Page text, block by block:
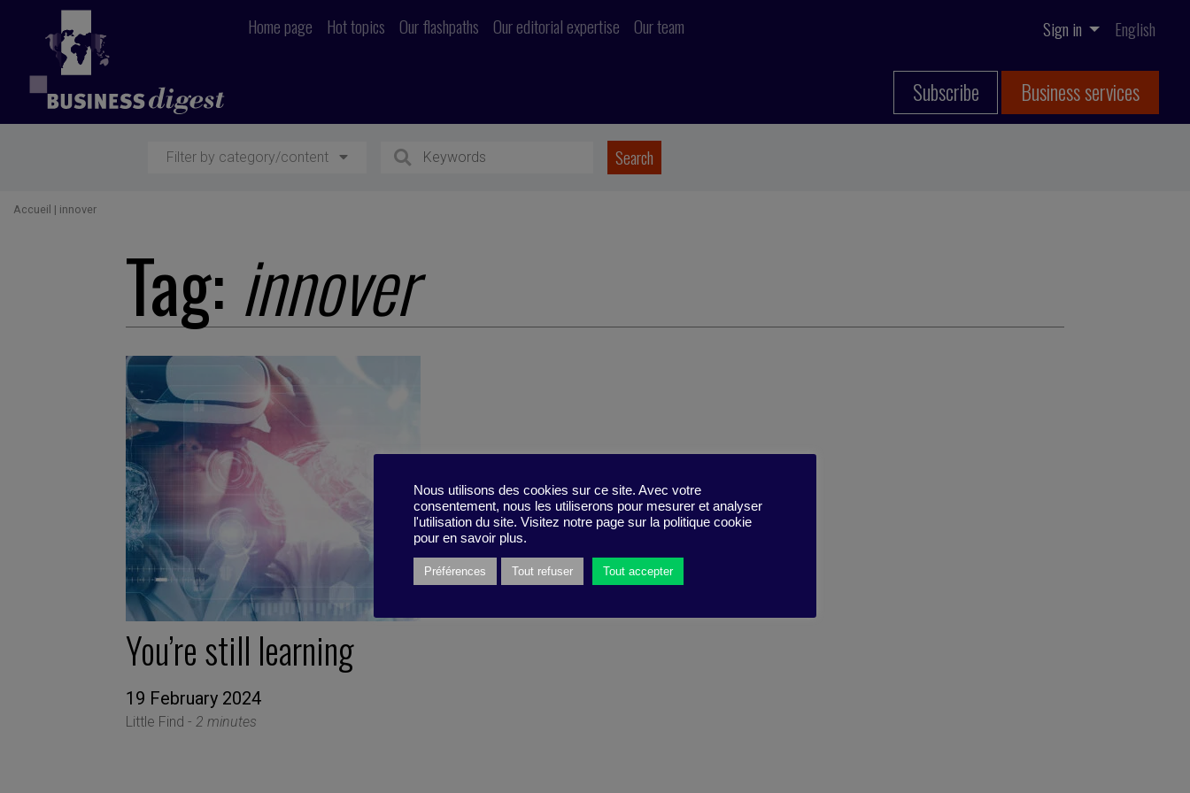
Home page Hot topics Our flashpaths Our editorial expertise Our team Sign in English
Subscribe Business services
Filter by category/content
Accueil | innover
Tag: innover
You’re still learning
19 February 2024
Little Find - 2 minutes
Nous utilisons des cookies sur ce site. Avec votre
consentement, nous les utiliserons pour mesurer et analyser
l'utilisation du site. Visitez notre page sur la politique cookie
pour en savoir plus.
Préférences Tout refuser Tout accepter